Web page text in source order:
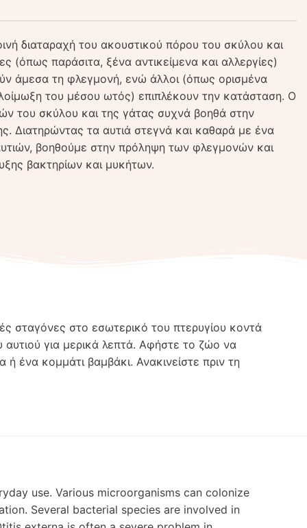
διαταραχή του ακουστικού πόρου του σκύλου και
(όπως παράσιτα, ξένα αντικείμενα και αλλεργίες)
άμεσα τη φλεγμονή, ενώ άλλοι (όπως ορισμένα
του μέσου ωτός) επιπλέκουν την κατάσταση. Ο
του σκύλου και της γάτας συχνά βοηθά στην
Διατηρώντας τα αυτιά στεγνά και καθαρά με ένα
βοηθούμε στην πρόληψη των φλεγμονών και
βακτηρίων και μυκήτων.
σταγόνες στο εσωτερικό του πτερυγίου κοντά
για μερικά λεπτά. Αφήστε το ζώο να
ένα κομμάτι βαμβάκι. Ανακινείστε πριν τη
use. Various microorganisms can colonize
Several bacterial species are involved in